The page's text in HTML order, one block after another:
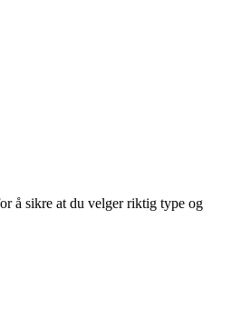
å sikre at du velger riktig type og